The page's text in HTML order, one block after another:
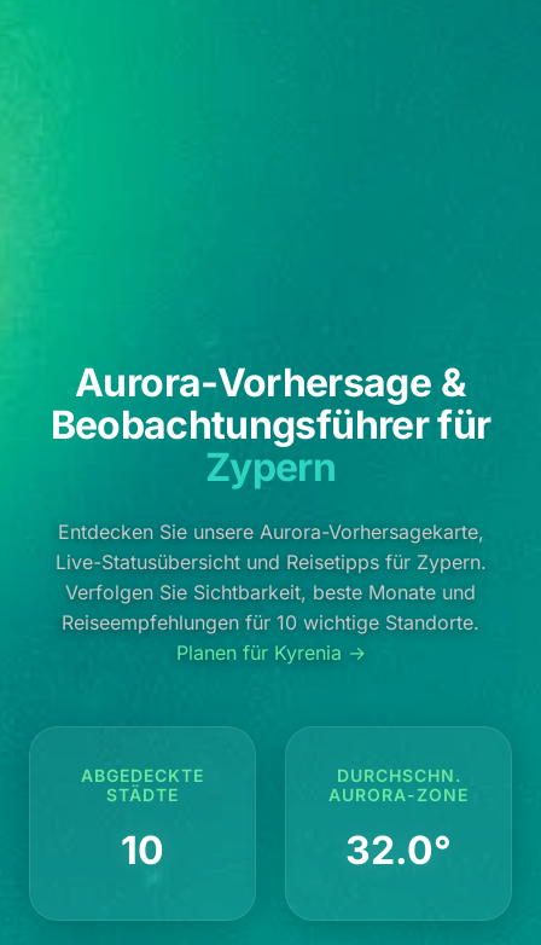
Aurora-Vorhersage &
Beobachtungsführer für
Zypern
Entdecken Sie unsere Aurora-Vorhersagekarte,
Live-Statusübersicht und Reisetipps für Zypern.
Verfolgen Sie Sichtbarkeit, beste Monate und
Reiseempfehlungen für 10 wichtige Standorte.
Planen für Kyrenia →
ABGEDECKTE
STÄDTE
10
DURCHSCHN.
AURORA-ZONE
32.0°